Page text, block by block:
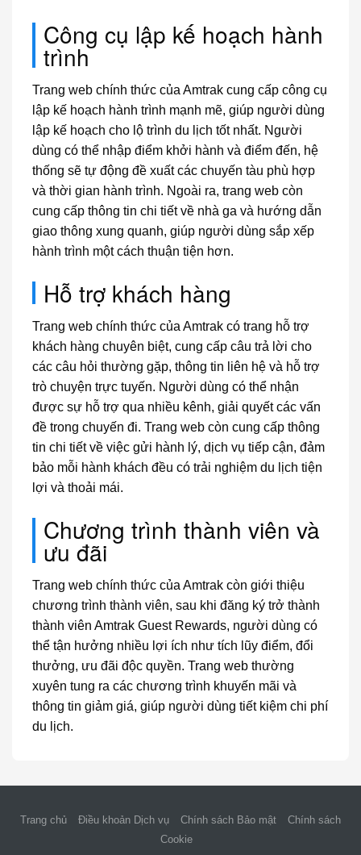
Công cụ lập kế hoạch hành
trình
Trang web chính thức của Amtrak cung cấp công cụ
lập kế hoạch hành trình mạnh mẽ, giúp người dùng
lập kế hoạch cho lộ trình du lịch tốt nhất. Người
dùng có thể nhập điểm khởi hành và điểm đến, hệ
thống sẽ tự động đề xuất các chuyến tàu phù hợp
và thời gian hành trình. Ngoài ra, trang web còn
cung cấp thông tin chi tiết về nhà ga và hướng dẫn
giao thông xung quanh, giúp người dùng sắp xếp
hành trình một cách thuận tiện hơn.
Hỗ trợ khách hàng
Trang web chính thức của Amtrak có trang hỗ trợ
khách hàng chuyên biệt, cung cấp câu trả lời cho
các câu hỏi thường gặp, thông tin liên hệ và hỗ trợ
trò chuyện trực tuyến. Người dùng có thể nhận
được sự hỗ trợ qua nhiều kênh, giải quyết các vấn
đề trong chuyến đi. Trang web còn cung cấp thông
tin chi tiết về việc gửi hành lý, dịch vụ tiếp cận, đảm
bảo mỗi hành khách đều có trải nghiệm du lịch tiện
lợi và thoải mái.
Chương trình thành viên và
ưu đãi
Trang web chính thức của Amtrak còn giới thiệu
chương trình thành viên, sau khi đăng ký trở thành
thành viên Amtrak Guest Rewards, người dùng có
thể tận hưởng nhiều lợi ích như tích lũy điểm, đổi
thưởng, ưu đãi độc quyền. Trang web thường
xuyên tung ra các chương trình khuyến mãi và
thông tin giảm giá, giúp người dùng tiết kiệm chi phí
du lịch.
Trang chủ Điều khoản Dịch vụ Chính sách Bảo mật
Chính sách
Cookie